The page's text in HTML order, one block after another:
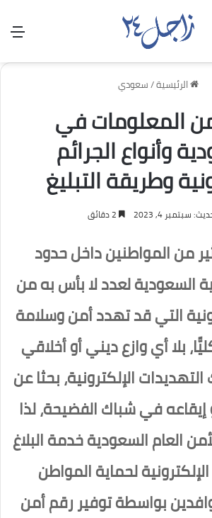
الرئيسية/سعودي
المعلومات في
وأنواع الجرائم
وطريقة التبليغ
سبتمبر 4, 2023
من المواطنين داخل حدود
السعودية لعدد لا بأس به من
التي قد تهدد أمن وسلامة
بلا أي وازع ديني أو أخلاقي
الإلكترونية، بحثا عن
في شباك الفضيحة، لذا
العام السعودية خدمة البلاغ
لحماية المواطن
بواسطة توفير رقم أمن